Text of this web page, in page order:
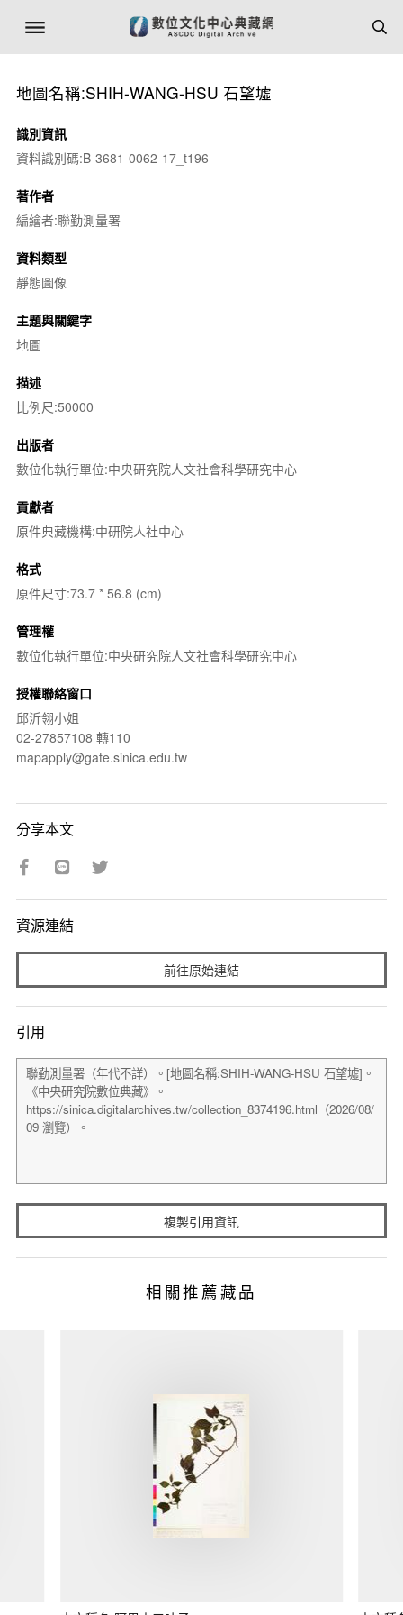
地圖名稱:SHIH-WANG-HSU 石望墟
識別資訊
資料識別碼:B-3681-0062-17_t196
著作者
編繪者:聯勤測量署
資料類型
靜態圖像
主題與關鍵字
地圖
描述
比例尺:50000
出版者
數位化執行單位:中央研究院人文社會科學研究中心
貢獻者
原件典藏機構:中研院人社中心
格式
原件尺寸:73.7 * 56.8 (cm)
管理權
數位化執行單位:中央研究院人文社會科學研究中心
授權聯絡窗口
邱沂翎小姐
02-27857108 轉110
mapapply@gate.sinica.edu.tw
分享本文
資源連結
前往原始連結
引用
複製引用資訊
相關推薦藏品